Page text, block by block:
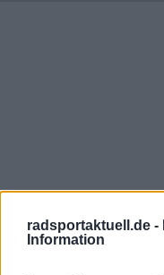
radsportaktuell.de -
Information